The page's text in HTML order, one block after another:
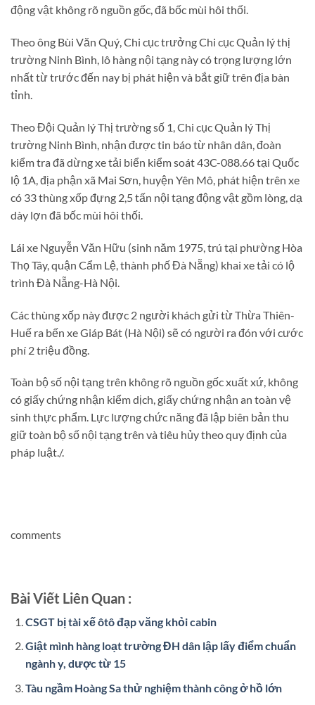
động vật không rõ nguồn gốc, đã bốc mùi hôi thối.
Theo ông Bùi Văn Quý, Chi cục trưởng Chi cục Quản lý thị
trường Ninh Bình, lô hàng nội tạng này có trọng lượng lớn
nhất từ trước đến nay bị phát hiện và bắt giữ trên địa bàn
tỉnh.
Theo Đội Quản lý Thị trường số 1, Chi cục Quản lý Thị
trường Ninh Bình, nhận được tin báo từ nhân dân, đoàn
kiểm tra đã dừng xe tải biển kiểm soát 43C-088.66 tại Quốc
lộ 1A, địa phận xã Mai Sơn, huyện Yên Mô, phát hiện trên xe
có 33 thùng xốp đựng 2,5 tấn nội tạng động vật gồm lòng, dạ
dày lợn đã bốc mùi hôi thối.
Lái xe Nguyễn Văn Hữu (sinh năm 1975, trú tại phường Hòa
Thọ Tây, quận Cẩm Lệ, thành phố Đà Nẵng) khai xe tải có lộ
trình Đà Nẵng-Hà Nội.
Các thùng xốp này được 2 người khách gửi từ Thừa Thiên-
Huế ra bến xe Giáp Bát (Hà Nội) sẽ có người ra đón với cước
phí 2 triệu đồng.
Toàn bộ số nội tạng trên không rõ nguồn gốc xuất xứ, không
có giấy chứng nhận kiểm dịch, giấy chứng nhận an toàn vệ
sinh thực phẩm. Lực lượng chức năng đã lập biên bản thu
giữ toàn bộ số nội tạng trên và tiêu hủy theo quy định của
pháp luật./.
comments
Bài Viết Liên Quan :
CSGT bị tài xế ôtô đạp văng khỏi cabin
Giật mình hàng loạt trường ĐH dân lập lấy điểm chuẩn
ngành y, dược từ 15
Tàu ngầm Hoàng Sa thử nghiệm thành công ở hồ lớn